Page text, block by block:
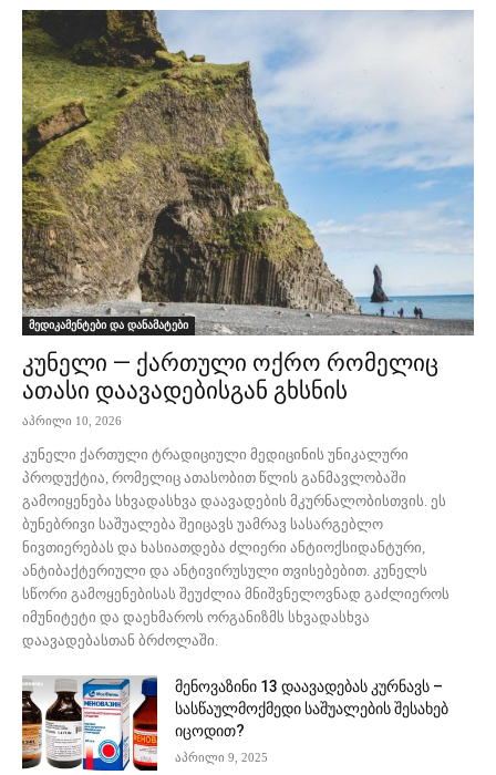
მედიკამენტები და დანამატები
კუნელი — ქართული ოქრო რომელიც
ათასი დაავადებისგან გხსნის
აპრილი 10, 2026
კუნელი ქართული ტრადიციული მედიცინის უნიკალური
პროდუქტია, რომელიც ათასობით წლის განმავლობაში
გამოიყენება სხვადასხვა დაავადების მკურნალობისთვის. ეს
ბუნებრივი საშუალება შეიცავს უამრავ სასარგებლო
ნივთიერებას და ხასიათდება ძლიერი ანტიოქსიდანტური,
ანტიბაქტერიული და ანტივირუსული თვისებებით. კუნელს
სწორი გამოყენებისას შეუძლია მნიშვნელოვნად გაძლიეროს
იმუნიტეტი და დაეხმაროს ორგანიზმს სხვადასხვა
დაავადებასთან ბრძოლაში.
მენოვაზინი 13 დაავადებას კურნავს –
სასწაულმოქმედი საშუალების შესახებ
იცოდით?
აპრილი 9, 2025